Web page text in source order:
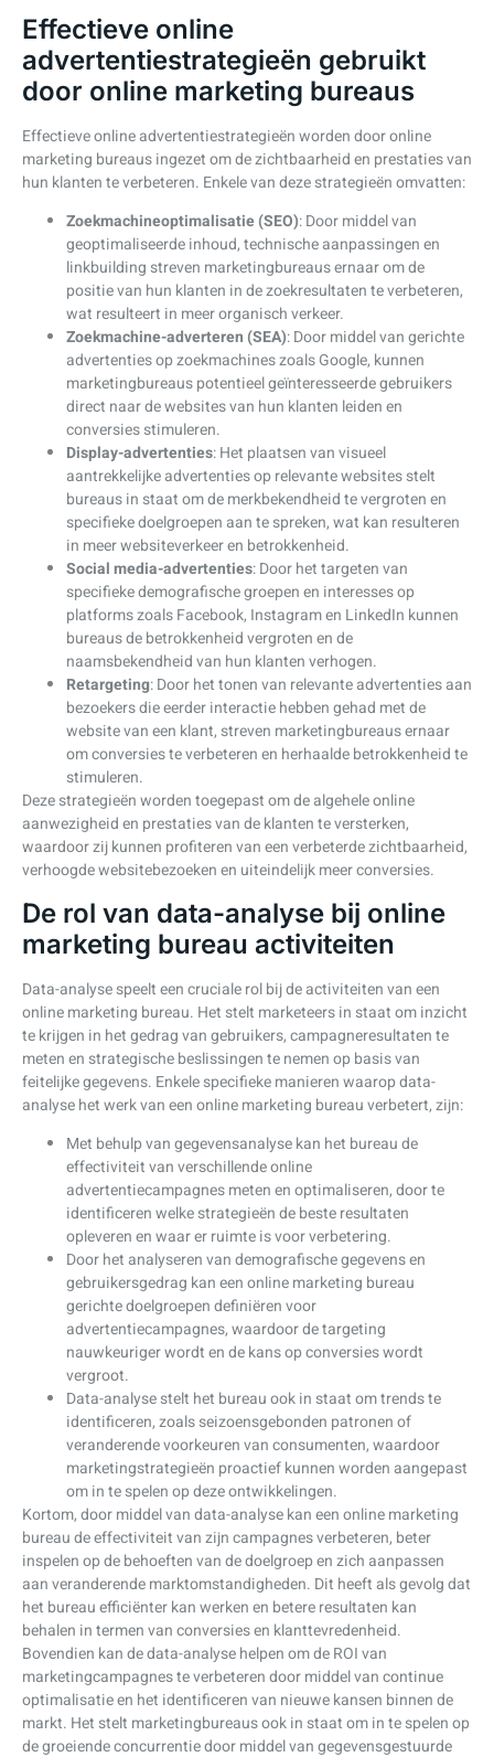
Effectieve online
advertentiestrategieën gebruikt
door online marketing bureaus
Effectieve online advertentiestrategieën worden door online
marketing bureaus ingezet om de zichtbaarheid en prestaties van
hun klanten te verbeteren. Enkele van deze strategieën omvatten:
Zoekmachineoptimalisatie (SEO): Door middel van
geoptimaliseerde inhoud, technische aanpassingen en
linkbuilding streven marketingbureaus ernaar om de
positie van hun klanten in de zoekresultaten te verbeteren,
wat resulteert in meer organisch verkeer.
Zoekmachine-adverteren (SEA): Door middel van gerichte
advertenties op zoekmachines zoals Google, kunnen
marketingbureaus potentieel geïnteresseerde gebruikers
direct naar de websites van hun klanten leiden en
conversies stimuleren.
Display-advertenties: Het plaatsen van visueel
aantrekkelijke advertenties op relevante websites stelt
bureaus in staat om de merkbekendheid te vergroten en
specifieke doelgroepen aan te spreken, wat kan resulteren
in meer websiteverkeer en betrokkenheid.
Social media-advertenties: Door het targeten van
specifieke demografische groepen en interesses op
platforms zoals Facebook, Instagram en LinkedIn kunnen
bureaus de betrokkenheid vergroten en de
naamsbekendheid van hun klanten verhogen.
Retargeting: Door het tonen van relevante advertenties aan
bezoekers die eerder interactie hebben gehad met de
website van een klant, streven marketingbureaus ernaar
om conversies te verbeteren en herhaalde betrokkenheid te
stimuleren.
Deze strategieën worden toegepast om de algehele online
aanwezigheid en prestaties van de klanten te versterken,
waardoor zij kunnen profiteren van een verbeterde zichtbaarheid,
verhoogde websitebezoeken en uiteindelijk meer conversies.
De rol van data-analyse bij online
marketing bureau activiteiten
Data-analyse speelt een cruciale rol bij de activiteiten van een
online marketing bureau. Het stelt marketeers in staat om inzicht
te krijgen in het gedrag van gebruikers, campagneresultaten te
meten en strategische beslissingen te nemen op basis van
feitelijke gegevens. Enkele specifieke manieren waarop data-
analyse het werk van een online marketing bureau verbetert, zijn:
Met behulp van gegevensanalyse kan het bureau de
effectiviteit van verschillende online
advertentiecampagnes meten en optimaliseren, door te
identificeren welke strategieën de beste resultaten
opleveren en waar er ruimte is voor verbetering.
Door het analyseren van demografische gegevens en
gebruikersgedrag kan een online marketing bureau
gerichte doelgroepen definiëren voor
advertentiecampagnes, waardoor de targeting
nauwkeuriger wordt en de kans op conversies wordt
vergroot.
Data-analyse stelt het bureau ook in staat om trends te
identificeren, zoals seizoensgebonden patronen of
veranderende voorkeuren van consumenten, waardoor
marketingstrategieën proactief kunnen worden aangepast
om in te spelen op deze ontwikkelingen.
Kortom, door middel van data-analyse kan een online marketing
bureau de effectiviteit van zijn campagnes verbeteren, beter
inspelen op de behoeften van de doelgroep en zich aanpassen
aan veranderende marktomstandigheden. Dit heeft als gevolg dat
het bureau efficiënter kan werken en betere resultaten kan
behalen in termen van conversies en klanttevredenheid.
Bovendien kan de data-analyse helpen om de ROI van
marketingcampagnes te verbeteren door middel van continue
optimalisatie en het identificeren van nieuwe kansen binnen de
markt. Het stelt marketingbureaus ook in staat om in te spelen op
de groeiende concurrentie door middel van gegevensgestuurde